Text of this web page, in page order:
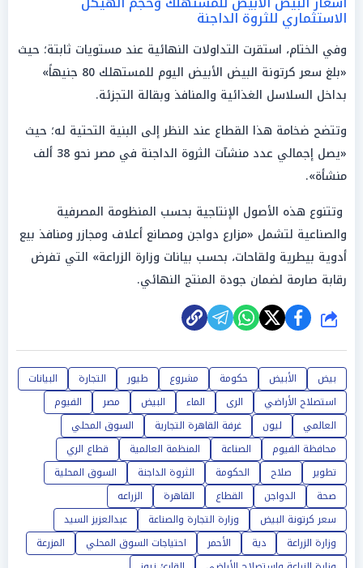
الاستثماري للثروة الداجنة
وفي الختام، استقرت التداولات النهائية عند مستويات ثابتة؛ حيث
«بلغ سعر كرتونة البيض الأبيض اليوم للمستهلك 80 جنيهاً»
بداخل السلاسل الغذائية والمنافذ وبقالة التجزئة.
وتتضح ضخامة هذا القطاع عند النظر إلى البنية التحتية له؛ حيث
«يصل إجمالي عدد منشآت الثروة الداجنة في مصر نحو 38 ألف
منشأة».
وتتنوع هذه الأصول الإنتاجية بحسب المنظومة المصرفية
والصناعية لتشمل «مزارع دواجن ومصانع أعلاف ومجازر ومنافذ بيع
أدوية بيطرية ولقاحات، بحسب بيانات وزارة الزراعة» التي تفرض
رقابة صارمة لضمان جودة المنتج النهائي.
شارك
بيض الأبيض حكومة مشروع طيور التجارة
البيانات
استصلاح الأراضي
الرى الماء البيض مصر
الفيوم
العالمي
ليون غرفة القاهرة التجارية
السوق المحلي
محافظة الفيوم
الصناعة المنظمة العالمية
قطاع الري
تطوير
صلاح الحكومة الثروة الداجنة
السوق المحلية
صحة
الدواجن القطاع القاهرة
الزراعه
سعر كرتونة البيض
وزارة التجارة والصناعة
عبدالعزيز السيد
وزارة الزراعة
دية الأحمر احتياجات السوق المحلي
المزرعة